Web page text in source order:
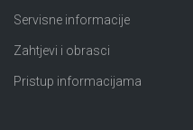
Servisne informacije
Zahtjevi i obrasci
Pristup informacijama